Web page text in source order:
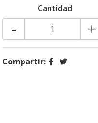
Cantidad
+
-
Compartir: